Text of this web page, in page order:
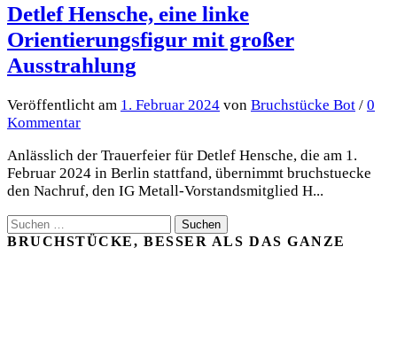
Detlef Hensche, eine linke
Orientierungsfigur mit großer
Ausstrahlung
Veröffentlicht am 1. Februar 2024 von Bruchstücke Bot / 0
Kommentar
Anlässlich der Trauerfeier für Detlef Hensche, die am 1.
Februar 2024 in Berlin stattfand, übernimmt bruchstuecke
den Nachruf, den IG Metall-Vorstandsmitglied H...
Suchen
nach:
BRUCHSTÜCKE, BESSER ALS DAS GANZE